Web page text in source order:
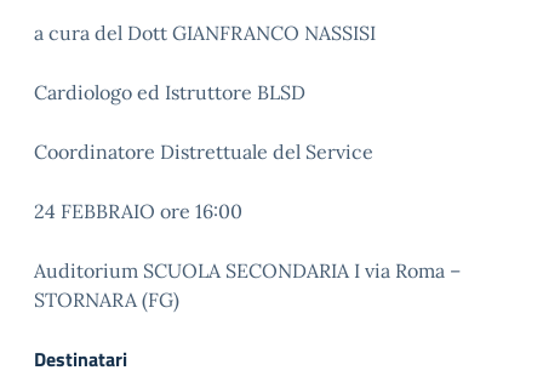
a cura del Dott GIANFRANCO NASSISI
Cardiologo ed Istruttore BLSD
Coordinatore Distrettuale del Service
24 FEBBRAIO ore 16:00
Auditorium SCUOLA SECONDARIA I via Roma –
STORNARA (FG)
Destinatari